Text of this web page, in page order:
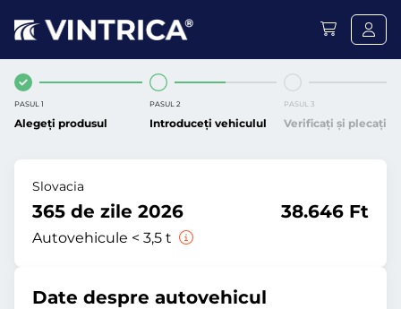
PASUL 1
Alegeți produsul
PASUL 2
Introduceți vehiculul
PASUL 3
Verificați și plecați
Slovacia
365 de zile 2026
Autovehicule < 3,5 t
38.646 Ft
Date despre autovehicul